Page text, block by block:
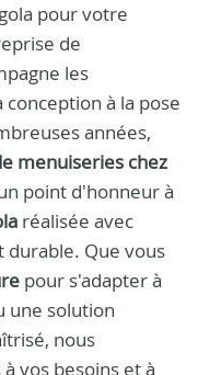
pour votre
de
les
à la pose
années,
menuiseries chez
point d'honneur à
réalisée avec
durable. Que vous
pour s'adapter à
une solution
nous
vos besoins et à